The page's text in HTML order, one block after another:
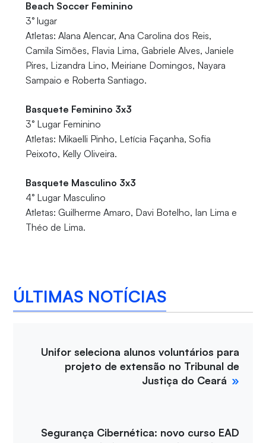
Beach Soccer Feminino
3° lugar
Atletas: Alana Alencar, Ana Carolina dos Reis,
Camila Simões, Flavia Lima, Gabriele Alves, Janiele
Pires, Lizandra Lino, Meiriane Domingos, Nayara
Sampaio e Roberta Santiago.
Basquete Feminino 3x3
3° Lugar Feminino
Atletas: Mikaelli Pinho, Letícia Façanha, Sofia
Peixoto, Kelly Oliveira.
Basquete Masculino 3x3
4° Lugar Masculino
Atletas: Guilherme Amaro, Davi Botelho, Ian Lima e
Théo de Lima.
ÚLTIMAS NOTÍCIAS
Unifor seleciona alunos voluntários para
projeto de extensão no Tribunal de
Justiça do Ceará
Segurança Cibernética: novo curso EAD